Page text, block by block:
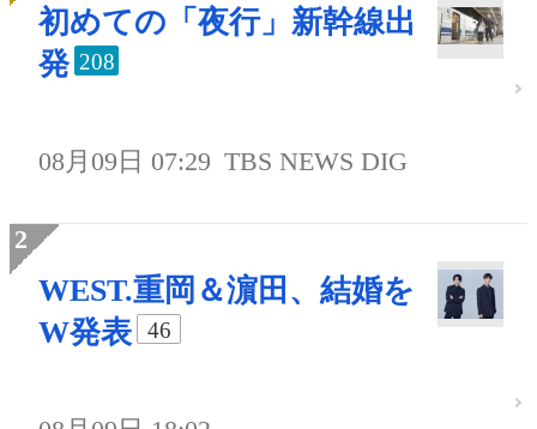
初めての「夜行」新幹線出
発 208
08月09日 07:29 TBS NEWS DIG
WEST.重岡＆濵田、結婚を
W発表
46